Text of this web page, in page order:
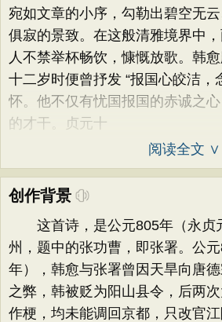
宛如文章的小序，勾勒出碧空无
俱寂的景致。在这般清雅境界中
人不禁举杯畅饮，慷慨放歌。韩
十二岁时便曾抒发 “报国心皎洁，
怀。他不仅有忧国报国的赤诚之
的才干。贞元十
阅读全文 ∨
创作背景
这首诗，是公元805年（永贞
州，题中的张功曹，即张署。公
年），韩愈与张署曾因天旱向唐
之弊，韩被贬为阳山县令，后两
作梗，均未能调回京都，只改官